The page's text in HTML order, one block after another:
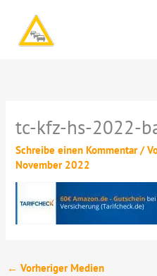
springen
tc-kfz-hs-2022-
Schreibe einen Kommentar /
November 2022
← Vorheriger Medien